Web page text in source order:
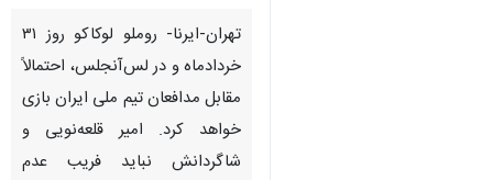
تهران-ایرنا- روملو لوکاکو روز ۳۱
خردادماه و در لس‌آنجلس، احتمالاً
مقابل مدافعان تیم ملی ایران بازی
خواهد کرد. امیر قلعه‌نویی و
شاگردانش نباید فریب عدم